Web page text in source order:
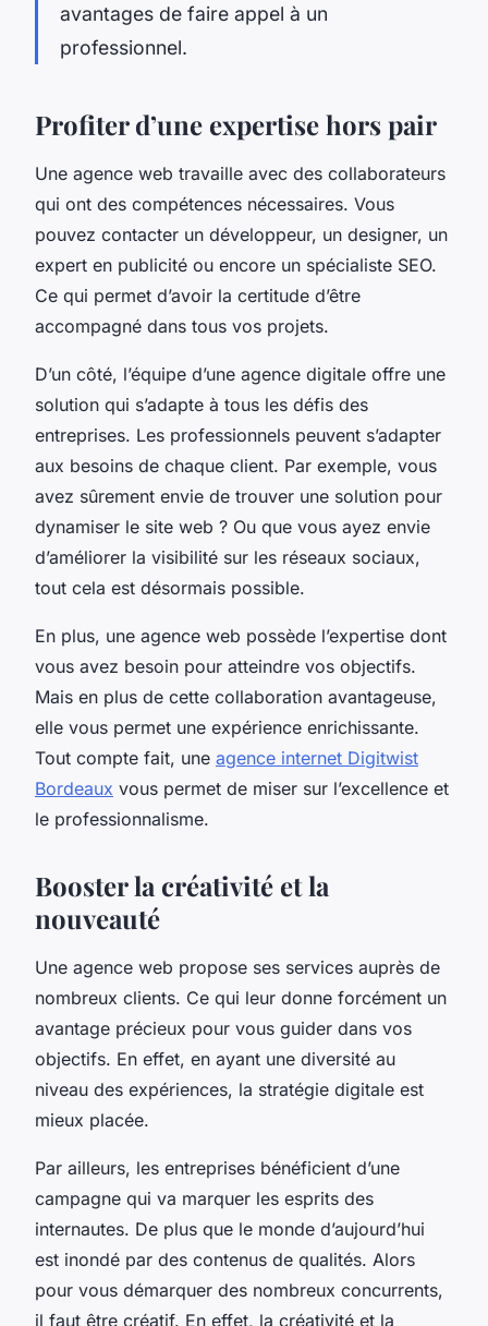
avantages de faire appel à un
professionnel.
Profiter d’une expertise hors pair
Une agence web travaille avec des collaborateurs
qui ont des compétences nécessaires. Vous
pouvez contacter un développeur, un designer, un
expert en publicité ou encore un spécialiste SEO.
Ce qui permet d’avoir la certitude d’être
accompagné dans tous vos projets.
D’un côté, l’équipe d’une agence digitale offre une
solution qui s’adapte à tous les défis des
entreprises. Les professionnels peuvent s’adapter
aux besoins de chaque client. Par exemple, vous
avez sûrement envie de trouver une solution pour
dynamiser le site web ? Ou que vous ayez envie
d’améliorer la visibilité sur les réseaux sociaux,
tout cela est désormais possible.
En plus, une agence web possède l’expertise dont
vous avez besoin pour atteindre vos objectifs.
Mais en plus de cette collaboration avantageuse,
elle vous permet une expérience enrichissante.
Tout compte fait, une agence internet Digitwist
Bordeaux vous permet de miser sur l’excellence et
le professionnalisme.
Booster la créativité et la
nouveauté
Une agence web propose ses services auprès de
nombreux clients. Ce qui leur donne forcément un
avantage précieux pour vous guider dans vos
objectifs. En effet, en ayant une diversité au
niveau des expériences, la stratégie digitale est
mieux placée.
Par ailleurs, les entreprises bénéficient d’une
campagne qui va marquer les esprits des
internautes. De plus que le monde d’aujourd’hui
est inondé par des contenus de qualités. Alors
pour vous démarquer des nombreux concurrents,
il faut être créatif. En effet, la créativité et la